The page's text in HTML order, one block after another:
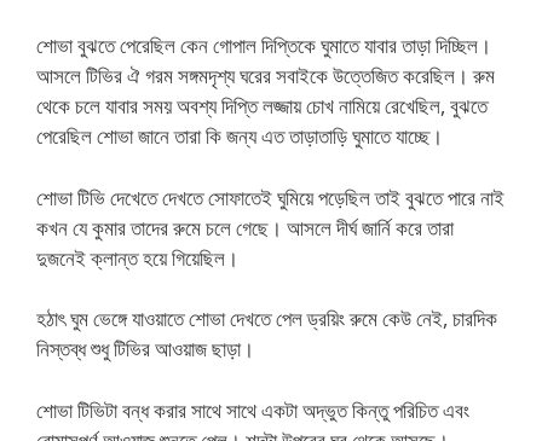
শোভা বুঝতে পেরেছিল কেন গোপাল দিপ্তিকে ঘুমাতে যাবার তাড়া দিচ্ছিল।
আসলে টিভির ঐ গরম সঙ্গমদৃশ্য ঘরের সবাইকে উত্তেজিত করেছিল। রুম
থেকে চলে যাবার সময় অবশ্য দিপ্তি লজ্জায় চোখ নামিয়ে রেখেছিল, বুঝতে
পেরেছিল শোভা জানে তারা কি জন্য এত তাড়াতাড়ি ঘুমাতে যাচ্ছে।
শোভা টিভি দেখেতে দেখতে সোফাতেই ঘুমিয়ে পড়েছিল তাই বুঝতে পারে নাই
কখন যে কুমার তাদের রুমে চলে গেছে। আসলে দীর্ঘ জার্নি করে তারা
দুজনেই ক্লান্ত হয়ে গিয়েছিল।
হঠাৎ ঘুম ভেঙ্গে যাওয়াতে শোভা দেখতে পেল ড্রয়িং রুমে কেউ নেই, চারদিক
নিস্তব্ধ শুধু টিভির আওয়াজ ছাড়া।
শোভা টিভিটা বন্ধ করার সাথে সাথে একটা অদ্ভুত কিন্তু পরিচিত এবং